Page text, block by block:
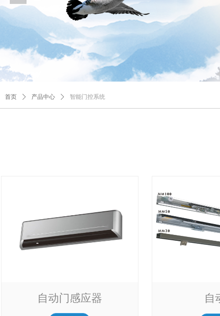
自动门感应器
首页 ꄲ 产品中心 ꄲ 智能门控系统
自